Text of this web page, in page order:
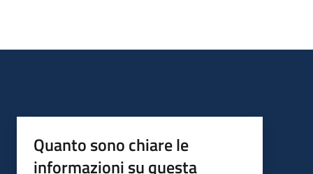
Quanto sono chiare le
informazioni su questa